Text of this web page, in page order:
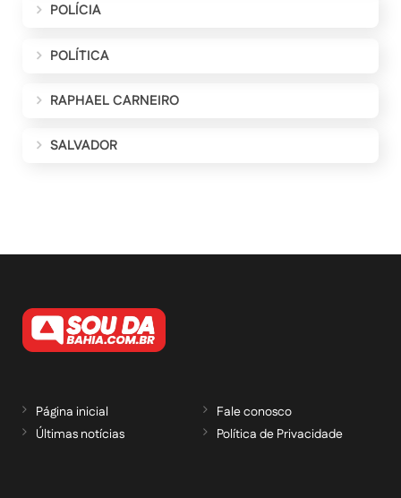
POLÍCIA
POLÍTICA
RAPHAEL CARNEIRO
SALVADOR
Página inicial
Últimas notícias
Fale conosco
Política de Privacidade